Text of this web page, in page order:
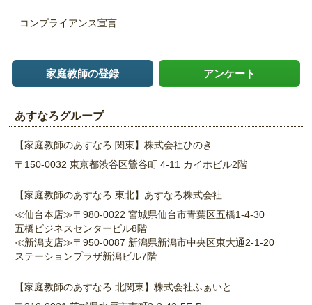
コンプライアンス宣言
家庭教師の登録 アンケート
あすなろグループ
【家庭教師のあすなろ 関東】株式会社ひのき
〒150-0032 東京都渋谷区鶯谷町 4-11 カイホビル2階
【家庭教師のあすなろ 東北】あすなろ株式会社
≪仙台本店≫〒980-0022 宮城県仙台市青葉区五橋1-4-30
五橋ビジネスセンタービル8階
≪新潟支店≫〒950-0087 新潟県新潟市中央区東大通2-1-20
ステーションプラザ新潟ビル7階
【家庭教師のあすなろ 北関東】株式会社ふぁいと